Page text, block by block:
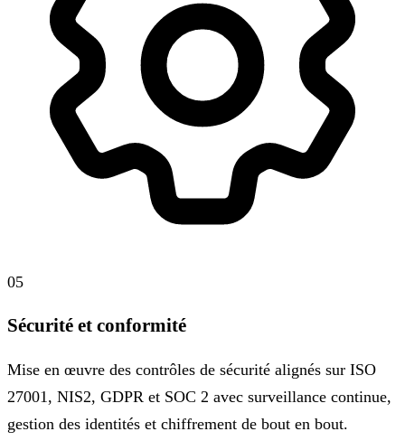
05
Sécurité et conformité
Mise en œuvre des contrôles de sécurité alignés sur ISO
27001, NIS2, GDPR et SOC 2 avec surveillance continue,
gestion des identités et chiffrement de bout en bout.